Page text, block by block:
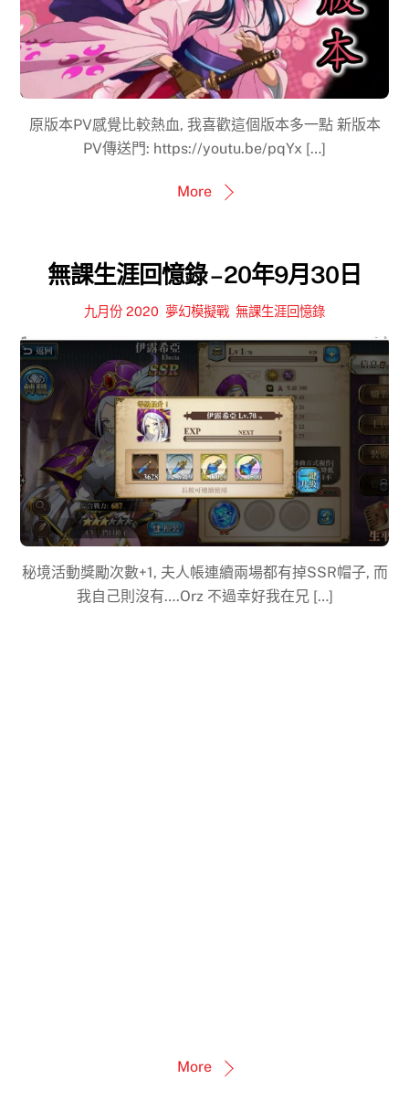
原版本PV感覺比較熱血, 我喜歡這個版本多一點 新版本
PV傳送門: https://youtu.be/pqYx […]
More
無課生涯回憶錄 – 20年9月30日
九月份 2020 夢幻模擬戰 無課生涯回憶錄
秘境活動獎勵次數+1, 夫人帳連續兩場都有掉SSR帽子, 而
我自己則沒有….Orz 不過幸好我在兄 […]
More